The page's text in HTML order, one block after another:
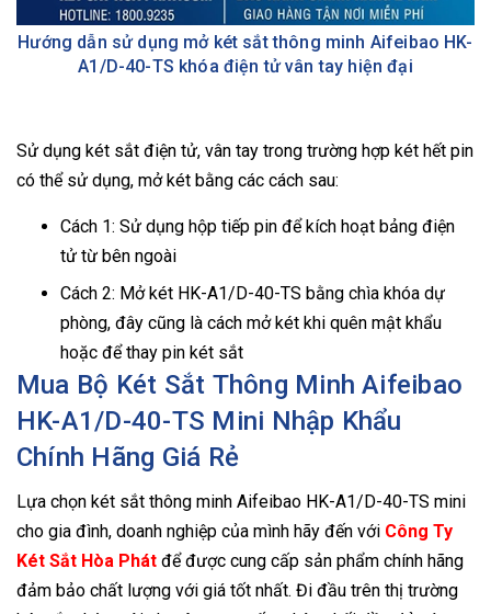
Hướng dẫn sử dụng mở két sắt thông minh Aifeibao HK-
A1/D-40-TS khóa điện tử vân tay hiện đại
Sử dụng két sắt điện tử, vân tay trong trường hợp két hết pin
có thể sử dụng, mở két bằng các cách sau:
Cách 1: Sử dụng hộp tiếp pin để kích hoạt bảng điện
tử từ bên ngoài
Cách 2: Mở két HK-A1/D-40-TS bằng chìa khóa dự
phòng, đây cũng là cách mở két khi quên mật khẩu
hoặc để thay pin két sắt
Mua Bộ Két Sắt Thông Minh Aifeibao
HK-A1/D-40-TS Mini Nhập Khẩu
Chính Hãng Giá Rẻ
Lựa chọn két sắt thông minh Aifeibao HK-A1/D-40-TS mini
cho gia đình, doanh nghiệp của mình hãy đến với Công Ty
Két Sắt Hòa Phát để được cung cấp sản phẩm chính hãng
đảm bảo chất lượng với giá tốt nhất. Đi đầu trên thị trường